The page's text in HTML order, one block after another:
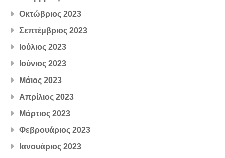
Οκτώβριος 2023
Σεπτέμβριος 2023
Ιούλιος 2023
Ιούνιος 2023
Μάιος 2023
Απρίλιος 2023
Μάρτιος 2023
Φεβρουάριος 2023
Ιανουάριος 2023